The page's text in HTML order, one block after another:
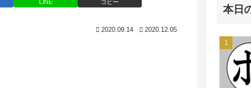
LINE コピー
2020.09.14 2020.12.05
本日